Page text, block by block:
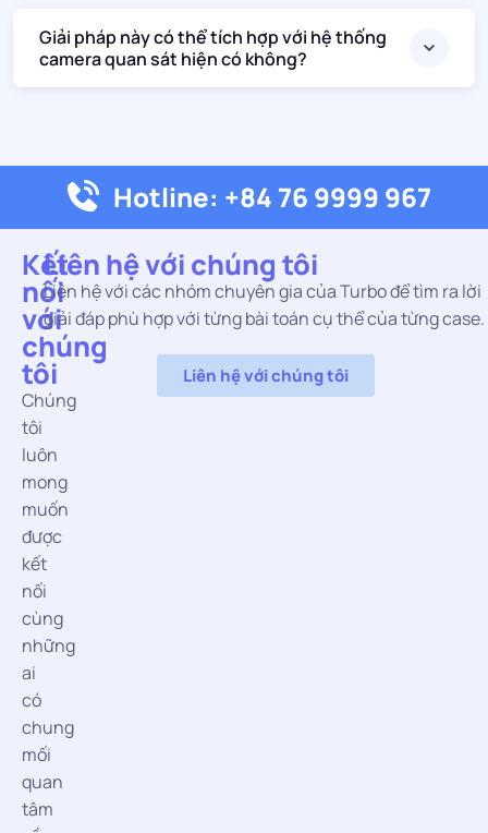
Giải pháp này có thể tích hợp với hệ thống
camera quan sát hiện có không?
Hotline: +84 76 9999 967
Kết
nối
với
chúng
tôi
Chúng
tôi
luôn
mong
muốn
được
kết
nối
cùng
những
ai
có
chung
mối
quan
tâm
Liên hệ với chúng tôi
Liên hệ với các nhóm chuyên gia của Turbo để tìm ra lời
giải đáp phù hợp với từng bài toán cụ thể của từng case.
Liên hệ với chúng tôi